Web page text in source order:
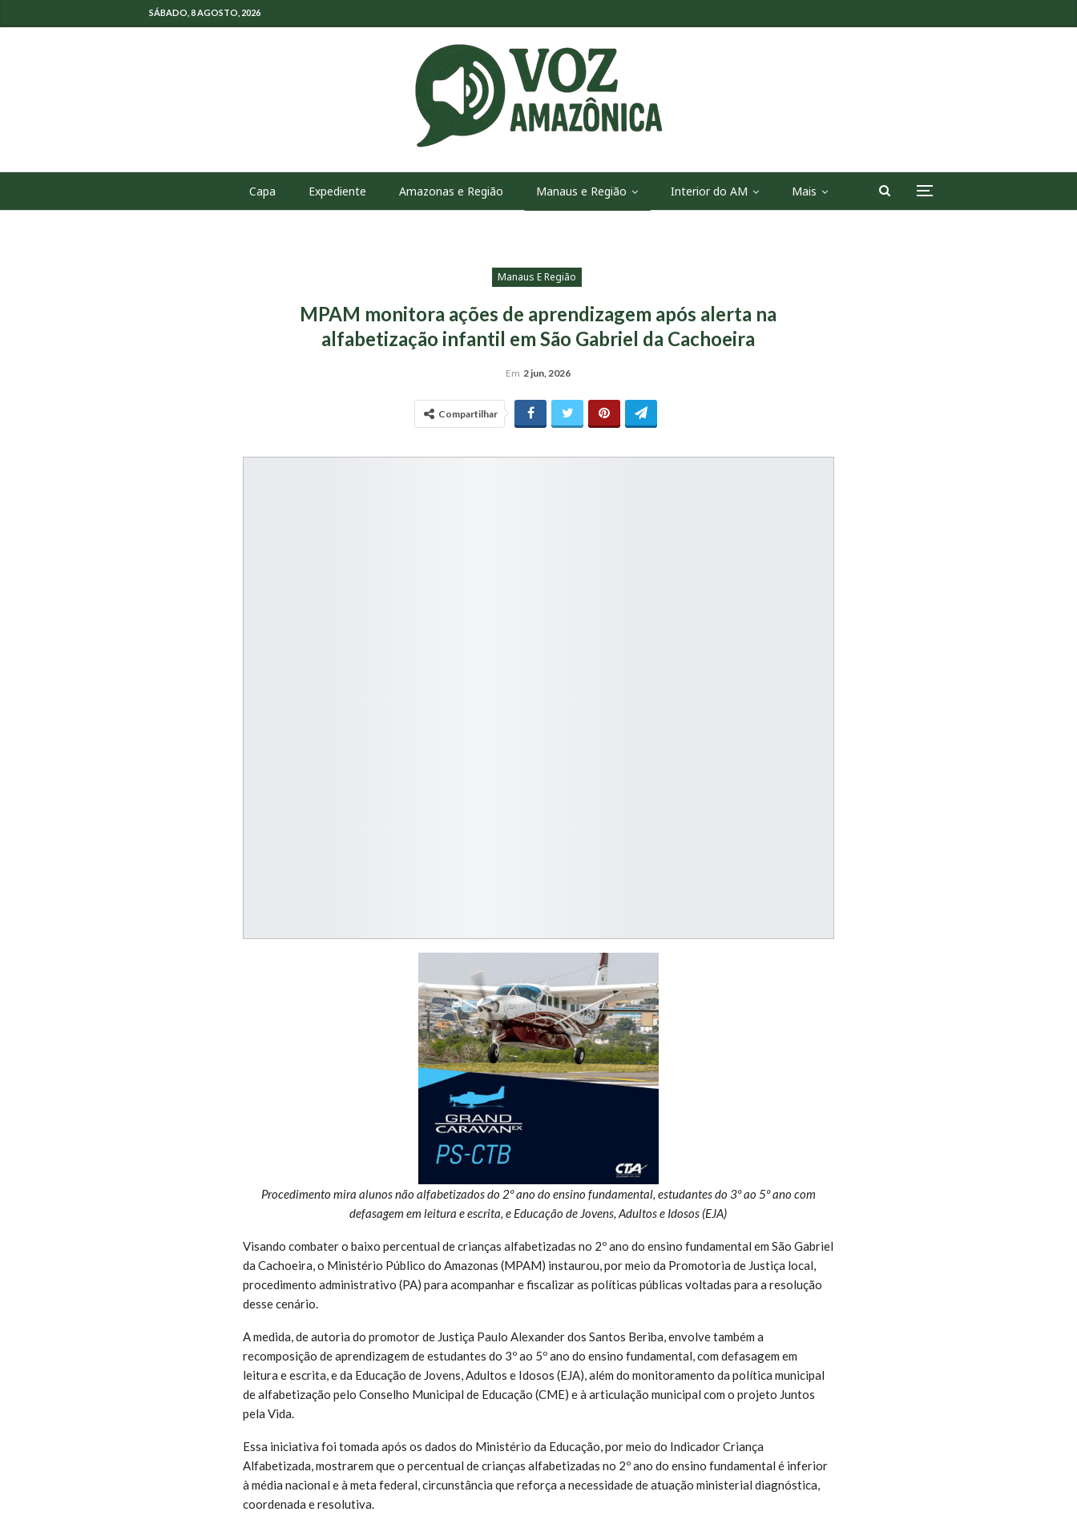
SÁBADO, 8 AGOSTO, 2026
Capa Expediente Amazonas e Região Manaus e Região Interior do AM Mais
Manaus E Região
MPAM monitora ações de aprendizagem após alerta na
alfabetização infantil em São Gabriel da Cachoeira
Em 2 jun, 2026
Compartilhar
Procedimento mira alunos não alfabetizados do 2º ano do ensino fundamental, estudantes do 3º ao 5º ano com
defasagem em leitura e escrita, e Educação de Jovens, Adultos e Idosos (EJA)
Visando combater o baixo percentual de crianças alfabetizadas no 2º ano do ensino fundamental em São Gabriel
da Cachoeira, o Ministério Público do Amazonas (MPAM) instaurou, por meio da Promotoria de Justiça local,
procedimento administrativo (PA) para acompanhar e fiscalizar as políticas públicas voltadas para a resolução
desse cenário.
A medida, de autoria do promotor de Justiça Paulo Alexander dos Santos Beriba, envolve também a
recomposição de aprendizagem de estudantes do 3º ao 5º ano do ensino fundamental, com defasagem em
leitura e escrita, e da Educação de Jovens, Adultos e Idosos (EJA), além do monitoramento da política municipal
de alfabetização pelo Conselho Municipal de Educação (CME) e à articulação municipal com o projeto Juntos
pela Vida.
Essa iniciativa foi tomada após os dados do Ministério da Educação, por meio do Indicador Criança
Alfabetizada, mostrarem que o percentual de crianças alfabetizadas no 2º ano do ensino fundamental é inferior
à média nacional e à meta federal, circunstância que reforça a necessidade de atuação ministerial diagnóstica,
coordenada e resolutiva.